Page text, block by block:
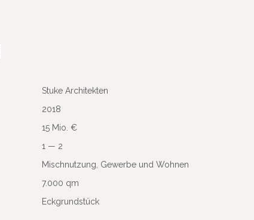
Stuke Archi­tekten
2018
15 Mio. €
1 — 2
Misch­nut­zung, Gewerbe und Wohnen
7.000 qm
Eckgrund­stück